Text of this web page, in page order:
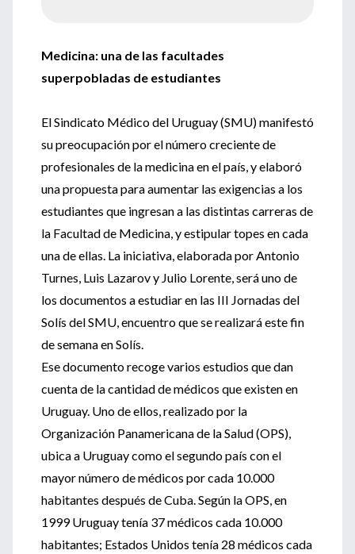
Medicina: una de las facultades
superpobladas de estudiantes
El Sindicato Médico del Uruguay (SMU) manifestó
su preocupación por el número creciente de
profesionales de la medicina en el país, y elaboró
una propuesta para aumentar las exigencias a los
estudiantes que ingresan a las distintas carreras de
la Facultad de Medicina, y estipular topes en cada
una de ellas. La iniciativa, elaborada por Antonio
Turnes, Luis Lazarov y Julio Lorente, será uno de
los documentos a estudiar en las III Jornadas del
Solís del SMU, encuentro que se realizará este fin
de semana en Solís.
Ese documento recoge varios estudios que dan
cuenta de la cantidad de médicos que existen en
Uruguay. Uno de ellos, realizado por la
Organización Panamericana de la Salud (OPS),
ubica a Uruguay como el segundo país con el
mayor número de médicos por cada 10.000
habitantes después de Cuba. Según la OPS, en
1999 Uruguay tenía 37 médicos cada 10.000
habitantes; Estados Unidos tenía 28 médicos cada